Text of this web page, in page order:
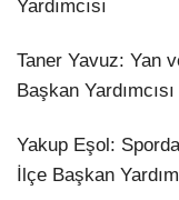
Yardımcısı
​Taner Yavuz: Yan
Başkan Yardımcısı
​Yakup Eşol:
İlçe Başkan